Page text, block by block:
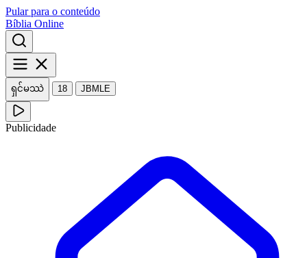
Pular para o conteúdo
Bíblia Online
ရှင်မဿဲ 18 JBMLE
Publicidade